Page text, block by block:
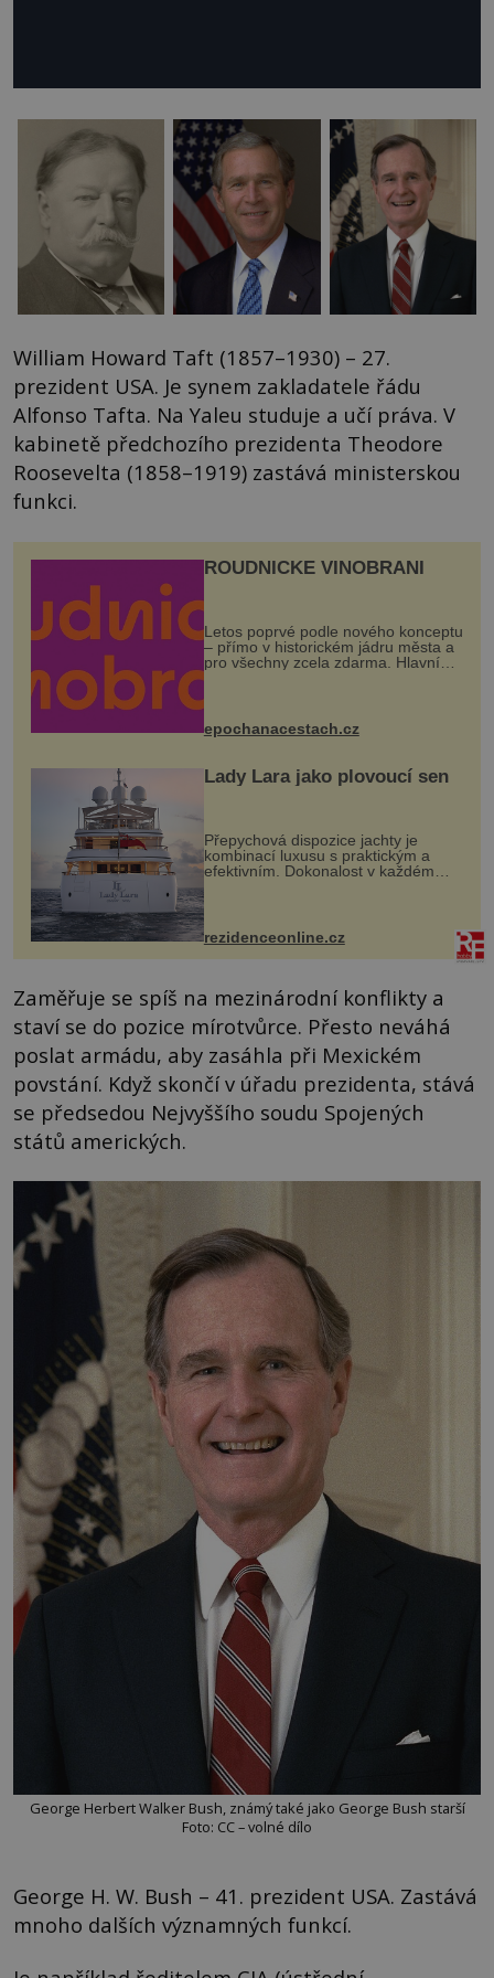
William Howard Taft (1857–1930) – 27.
prezident USA. Je synem zakladatele řádu
Alfonso Tafta. Na Yaleu studuje a učí práva. V
kabinetě předchozího prezidenta Theodore
Roosevelta (1858–1919) zastává ministerskou
funkci.
ROUDNICKÉ VINOBRANÍ
Letos poprvé podle nového konceptu
– přímo v historickém jádru města a
pro všechny zcela zdarma. Hlavní
program se odehraje na Karlově a
mohou těšit na víno, burčák, pes...
epochanacestach.cz
Lady Lara jako plovoucí sen
Přepychová dispozice jachty je
kombinací luxusu s praktickým a
efektivním. Dokonalost v každém
detailu představuje značka Fendi
Casa, kterou byly vybaveny její
paluby. Monacký přístav nabízí
každoročn...
rezidenceonline.cz
Zaměřuje se spíš na mezinárodní konflikty a
staví se do pozice mírotvůrce. Přesto neváhá
poslat armádu, aby zasáhla při Mexickém
povstání. Když skončí v úřadu prezidenta, stává
se předsedou Nejvyššího soudu Spojených
států amerických.
George Herbert Walker Bush, známý také jako George Bush starší
Foto: CC – volné dílo
George H. W. Bush – 41. prezident USA. Zastává
mnoho dalších významných funkcí.